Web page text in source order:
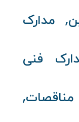
, مدارک
فنی
,